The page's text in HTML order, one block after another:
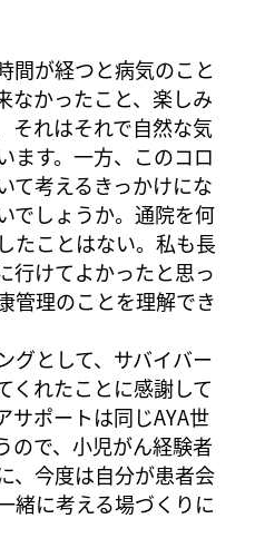
間が経つと病気のこと
なかったこと、楽しみ
それはそれで自然な気
ます。一方、このコロ
て考えるきっかけにな
でしょうか。通院を何
たことはない。私も長
行けてよかったと思っ
管理のことを理解でき
グとして、サバイバー
くれたことに感謝して
サポートは同じAYA世
ので、小児がん経験者
、今度は自分が患者会
緒に考える場づくりに